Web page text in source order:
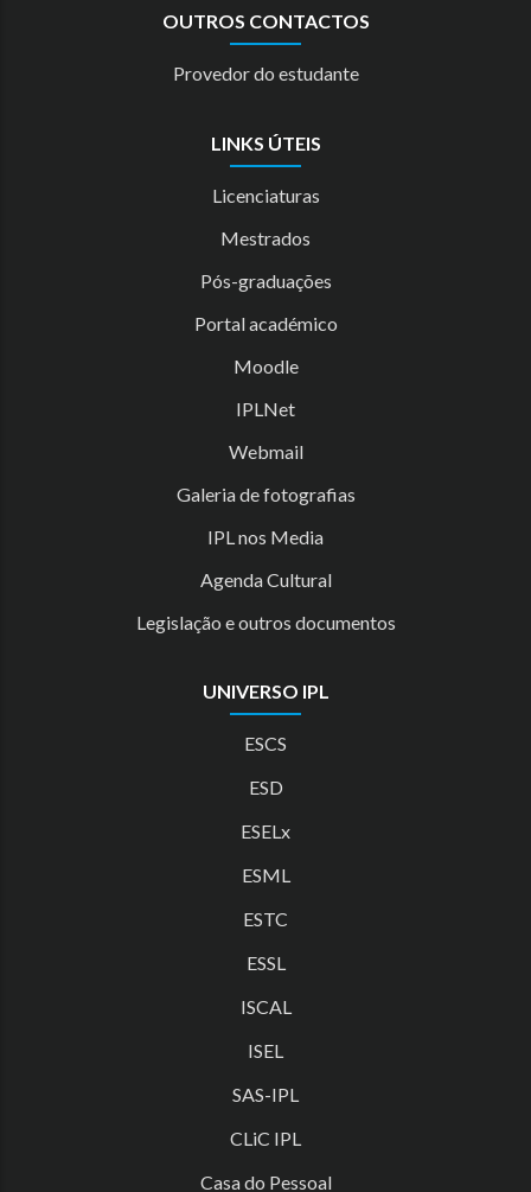
OUTROS CONTACTOS
Provedor do estudante
LINKS ÚTEIS
Licenciaturas
Mestrados
Pós-graduações
Portal académico
Moodle
IPLNet
Webmail
Galeria de fotografias
IPL nos Media
Agenda Cultural
Legislação e outros documentos
UNIVERSO IPL
ESCS
ESD
ESELx
ESML
ESTC
ESSL
ISCAL
ISEL
SAS-IPL
CLiC IPL
Casa do Pessoal